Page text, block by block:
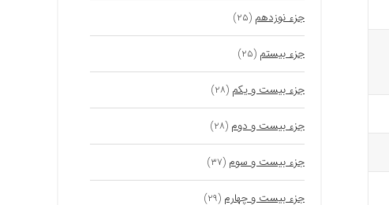
جزء نوزدهم (۲۵)
جزء بیستم (۲۵)
جزء بیست و یکم (۲۸)
جزء بیست و دوم (۲۸)
جزء بیست و سوم (۳۷)
جزء بیست و چهارم (۲۹)